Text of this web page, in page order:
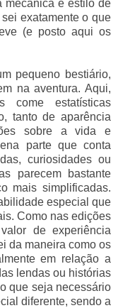
mecânica e estilo de
exatamente o que
(e posto aqui os
pequeno bestiário,
na aventura. Aqui,
come estatísticas
tanto de aparência
sobre a vida e
parte que conta
curiosidades ou
parecem bastante
mais simplificadas.
especial que
Como nas edições
de experiência
da maneira como os
em relação a
lendas ou histórias
que seja necessário
diferente, sendo a